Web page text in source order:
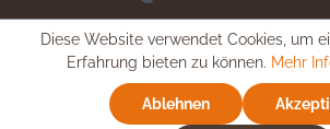
Diese Website verwendet Cookies, um
Erfahrung bieten zu können. Mehr
Ablehnen